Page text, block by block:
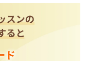
暫く通って様子をみようと